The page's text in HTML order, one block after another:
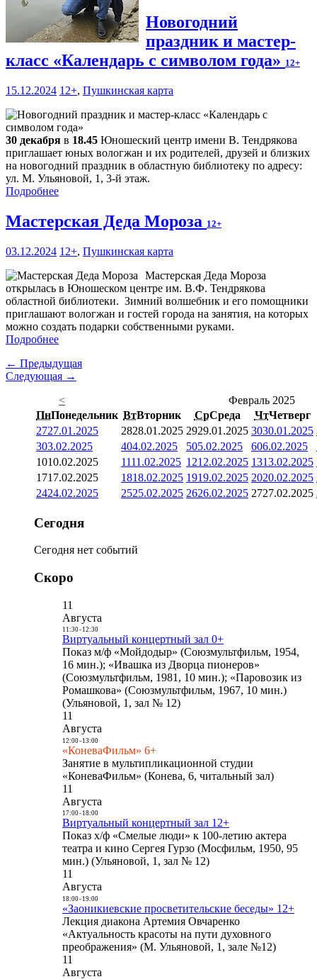
Новогодний
праздник и мастер-
класс «Календарь с символом года» 12+
15.12.2024 12+, Пушкинская карта
30 декабря в 18.45 Юношеский центр имени В. Тендрякова
приглашает юных вологжан и их родителей, друзей и близких
на новогодний праздник в областную библиотеку по адресу:
ул. М. Ульяновой, 1, 3-й этаж.
Подробнее
Мастерская Деда Мороза 12+
03.12.2024 12+, Пушкинская карта
Мастерская Деда Мороза
открылась в Юношеском центре им. В.Ф. Тендрякова
областной библиотеки. Зимний волшебник и его помощники
приглашают вологжан и гостей города на занятия, на которых
можно создать подарки собственными руками.
Подробнее
← Предыдущая
Следующая →
<
Февраль 2025
ПнПонедельник ВтВторник СрСреда ЧтЧетверг
2727.01.2025 2828.01.2025 2929.01.2025 3030.01.2025
303.02.2025 404.02.2025 505.02.2025 606.02.2025
1010.02.2025 1111.02.2025 1212.02.2025 1313.02.2025
1717.02.2025 1818.02.2025 1919.02.2025 2020.02.2025
2424.02.2025 2525.02.2025 2626.02.2025 2727.02.2025
Сегодня
Сегодня нет событий
Скоро
11
Августа
11:30- 12:30
Виртуальный концертный зал 0+
Показ м/ф «Мойдодыр» (Союзмультфильм, 1954,
16 мин.); «Ивашка из Дворца пионеров»
(Союзмультфильм, 1981, 10 мин.); «Паровозик из
Ромашкова» (Союзмультфильм, 1967, 10 мин.)
(Ульяновой, 1, зал № 12)
11
Августа
12:00- 13:00
«КоневаФильм» 6+
Занятие в мультипликационной студии
«КоневаФильм» (Конева, 6, читальный зал)
11
Августа
17:00- 18:00
Виртуальный концертный зал 12+
Показ х/ф «Смелые люди» к 100-летию актера
театра и кино Сергея Гурзо (Мосфильм, 1950, 95
мин.) (Ульяновой, 1, зал № 12)
11
Августа
18:00- 19:00
«Заоникиевские просветительские беседы» 12+
Лекция диакона Артемия Овчаренко
«Актуальность красоты на пути духовного
преображения» (М. Ульяновой, 1, зале №12)
11
Августа